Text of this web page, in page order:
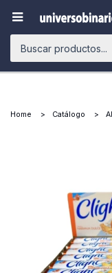

Home Catálogo